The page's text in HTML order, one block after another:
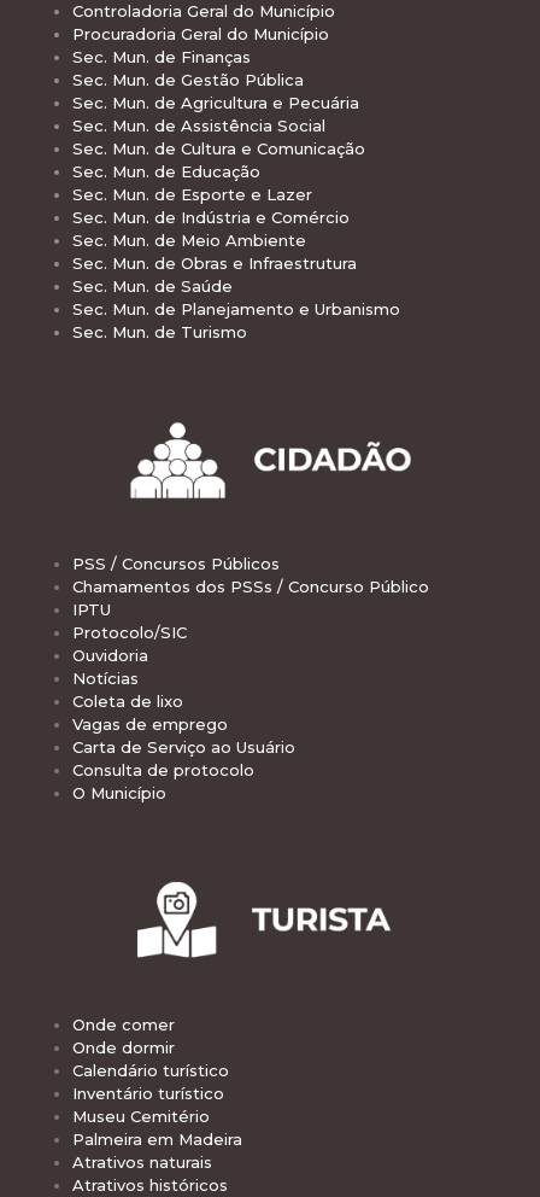
Controladoria Geral do Município
Procuradoria Geral do Município
Sec. Mun. de Finanças
Sec. Mun. de Gestão Pública
Sec. Mun. de Agricultura e Pecuária
Sec. Mun. de Assistência Social
Sec. Mun. de Cultura e Comunicação
Sec. Mun. de Educação
Sec. Mun. de Esporte e Lazer
Sec. Mun. de Indústria e Comércio
Sec. Mun. de Meio Ambiente
Sec. Mun. de Obras e Infraestrutura
Sec. Mun. de Saúde
Sec. Mun. de Planejamento e Urbanismo
Sec. Mun. de Turismo
PSS / Concursos Públicos
Chamamentos dos PSSs / Concurso Público
IPTU
Protocolo/SIC
Ouvidoria
Notícias
Coleta de lixo
Vagas de emprego
Carta de Serviço ao Usuário
Consulta de protocolo
O Município
Onde comer
Onde dormir
Calendário turístico
Inventário turístico
Museu Cemitério
Palmeira em Madeira
Atrativos naturais
Atrativos históricos